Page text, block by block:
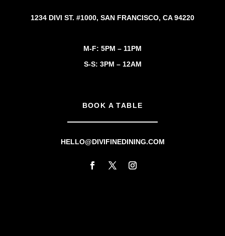
1234 DIVI ST. #1000, SAN FRANCISCO, CA 94220
M-F: 5PM – 11PM
S-S: 3PM – 12AM
BOOK A TABLE
HELLO@DIVIFINEDINING.COM